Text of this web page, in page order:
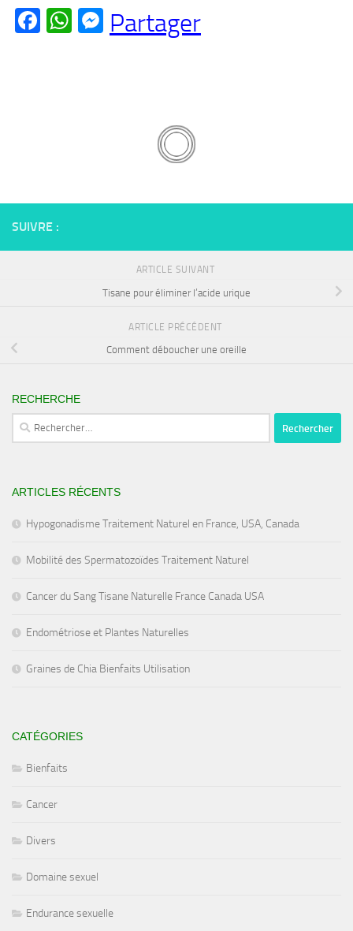
Facebook
WhatsApp
Messenger
Partager
SUIVRE :
ARTICLE SUIVANT
Tisane pour éliminer l’acide urique
ARTICLE PRÉCÉDENT
Comment déboucher une oreille
RECHERCHE
Rechercher :
ARTICLES RÉCENTS
Hypogonadisme Traitement Naturel en France, USA, Canada
Mobilité des Spermatozoïdes Traitement Naturel
Cancer du Sang Tisane Naturelle France Canada USA
Endométriose et Plantes Naturelles
Graines de Chia Bienfaits Utilisation
CATÉGORIES
Bienfaits
Cancer
Divers
Domaine sexuel
Endurance sexuelle